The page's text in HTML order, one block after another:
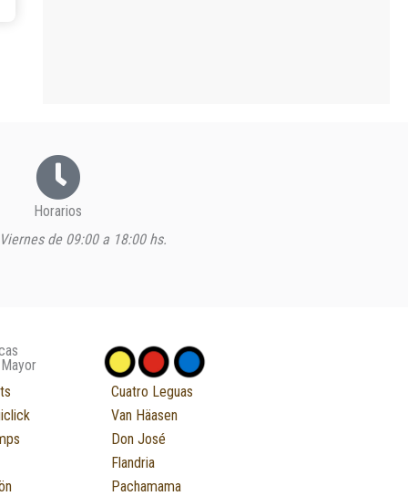
Horarios
de 09:00 a 18:00 hs.
Cuatro Leguas
Van Häasen
Don José
Flandria
Pachamama